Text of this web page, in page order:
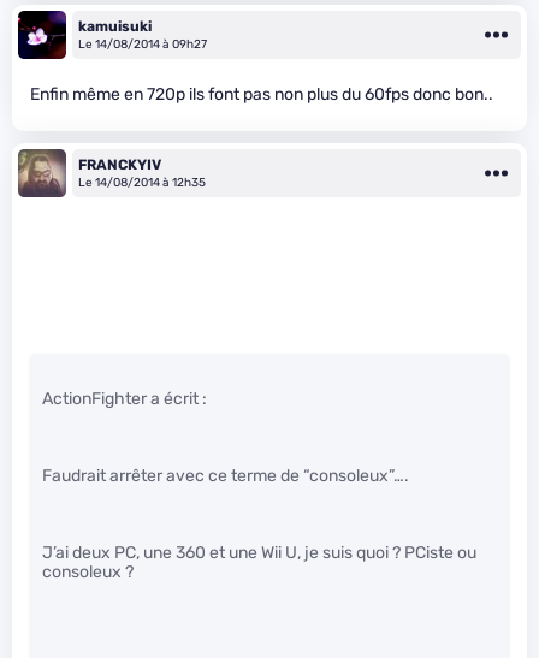
kamuisuki
Le 14/08/2014 à 09h27
Enfin même en 720p ils font pas non plus du 60fps donc bon..
FRANCKYIV
Le 14/08/2014 à 12h35
ActionFighter a écrit :
Faudrait arrêter avec ce terme de “consoleux”….
J’ai deux PC, une 360 et une Wii U, je suis quoi ? PCiste ou
consoleux ?